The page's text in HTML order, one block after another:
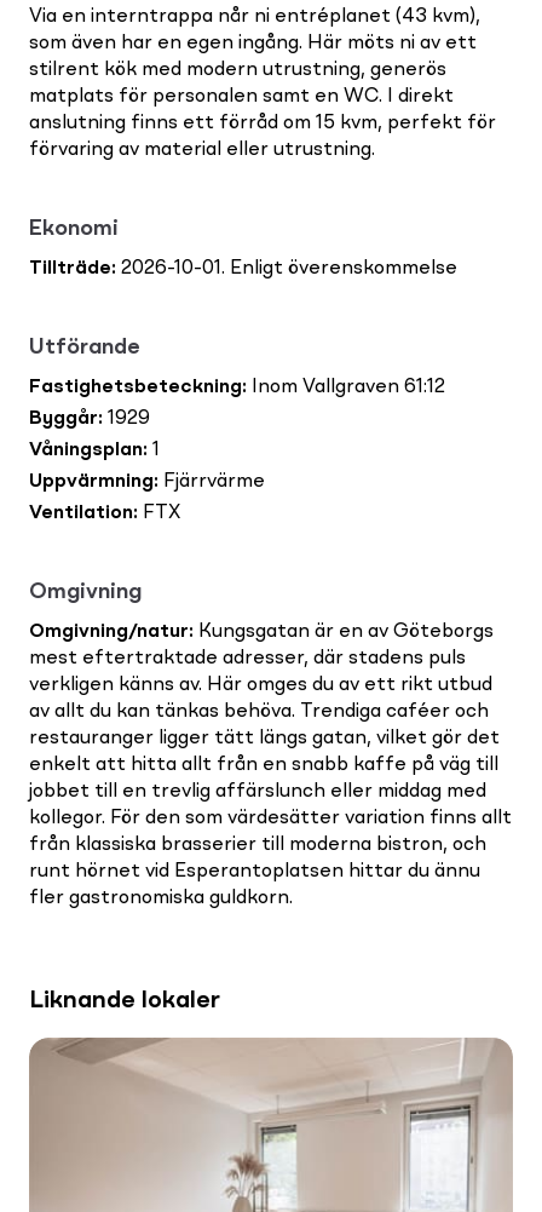
Via en interntrappa når ni entréplanet (43 kvm),
som även har en egen ingång. Här möts ni av ett
stilrent kök med modern utrustning, generös
matplats för personalen samt en WC. I direkt
anslutning finns ett förråd om 15 kvm, perfekt för
förvaring av material eller utrustning.
Ekonomi
Tillträde: 2026-10-01. Enligt överenskommelse
Utförande
Fastighetsbeteckning: Inom Vallgraven 61:12
Byggår: 1929
Våningsplan: 1
Uppvärmning: Fjärrvärme
Ventilation: FTX
Omgivning
Omgivning/natur: Kungsgatan är en av Göteborgs
mest eftertraktade adresser, där stadens puls
verkligen känns av. Här omges du av ett rikt utbud
av allt du kan tänkas behöva. Trendiga caféer och
restauranger ligger tätt längs gatan, vilket gör det
enkelt att hitta allt från en snabb kaffe på väg till
jobbet till en trevlig affärslunch eller middag med
kollegor. För den som värdesätter variation finns allt
från klassiska brasserier till moderna bistron, och
runt hörnet vid Esperantoplatsen hittar du ännu
fler gastronomiska guldkorn.
Liknande lokaler